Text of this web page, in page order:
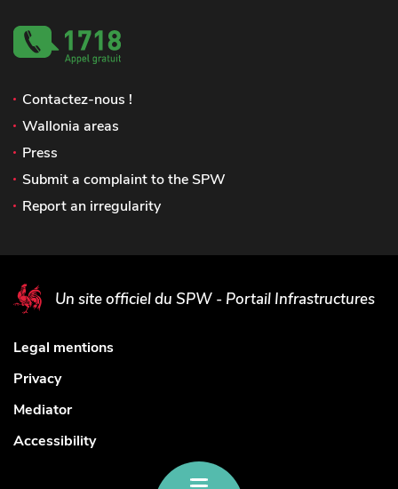
Contactez-nous !
Wallonia areas
Press
Submit a complaint to the SPW
Report an irregularity
Un site officiel du SPW - Portail Infrastructures
Legal mentions
Privacy
Mediator
Accessibility